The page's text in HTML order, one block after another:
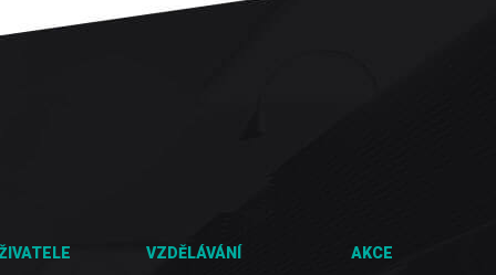
VZDĚLÁVÁNÍ AKCE